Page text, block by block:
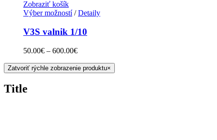
Zobraziť košík
Výber možností/ Detaily
V3S valnik 1/10
50.00€ – 600.00€
Zatvoriť rýchle zobrazenie produktu×
Title